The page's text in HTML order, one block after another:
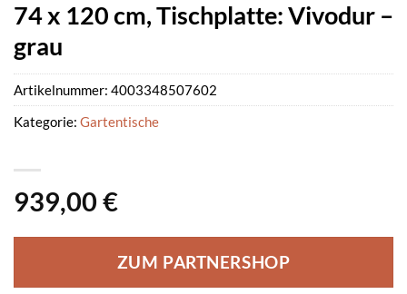
74 x 120 cm, Tischplatte: Vivodur –
grau
939,00 €
ZUM PARTNERSHOP
Artikelnummer: 4003348507602
Kategorie: Gartentische